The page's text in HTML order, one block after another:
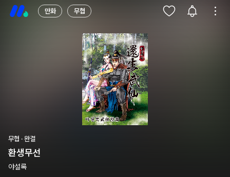
만화 무협
무협 · 완결
환생무선
야설록